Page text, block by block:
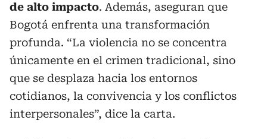
de alto impacto. Además, aseguran que
Bogotá enfrenta una transformación
profunda. “La violencia no se concentra
únicamente en el crimen tradicional, sino
que se desplaza hacia los entornos
cotidianos, la convivencia y los conflictos
interpersonales”, dice la carta.